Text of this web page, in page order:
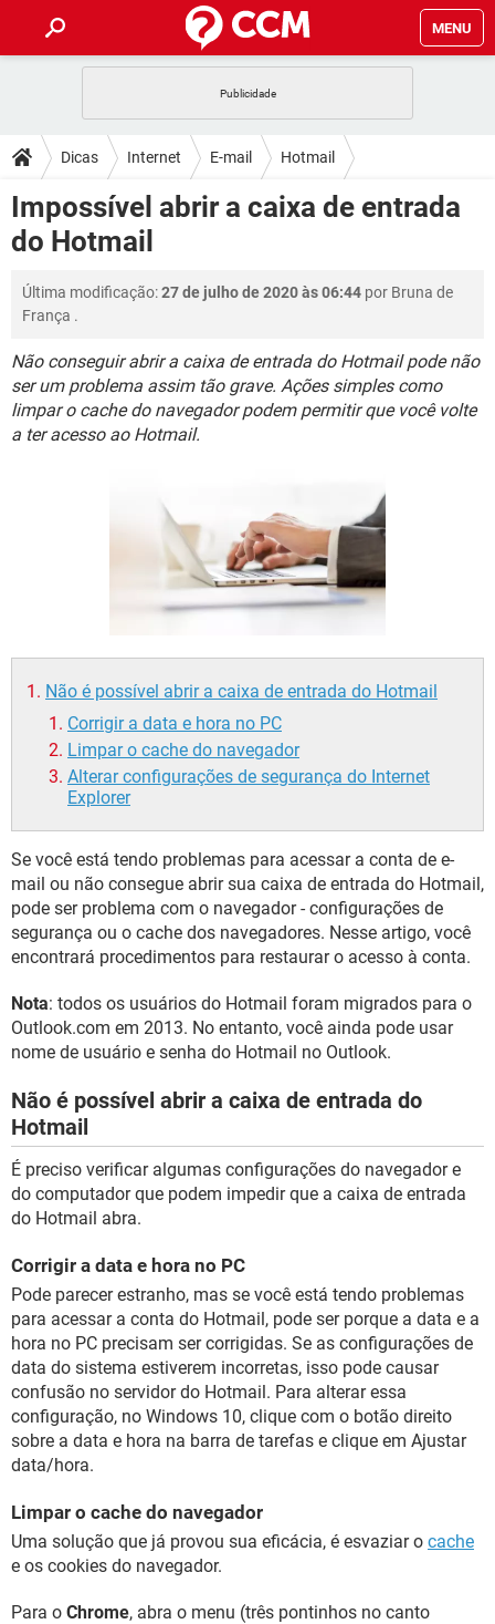
MENU
CELULAR FACEBOOK
OUTLOOK EXCEL
INSTAGRAM
DICAS
JOGOS
CELULAR FACEBOOK
INSTAGRAM GMAIL
DOWNLOADS
JOGOS
OUTLOOK
INSTAGRAM GMAIL
GUIA DE COMPRAS
FÓRUM
JOGOS WHATSAPP
OUTLOOK EXCEL
INSTAGRAM GMAIL
GUIA DE COMPRAS
GLOSSÁRIO
JOGOS WHATSAPP
CELULAR FACEBOOK
OUTLOOK
Dicas Internet E-mail Hotmail
Impossível abrir a caixa de entrada
do Hotmail
Última modificação:27 de julho de 2020 às 06:44 por Bruna de
França .
Não conseguir abrir a caixa de entrada do Hotmail pode não
ser um problema assim tão grave. Ações simples como
limpar o cache do navegador podem permitir que você volte
a ter acesso ao Hotmail.
Não é possível abrir a caixa de entrada do Hotmail
Corrigir a data e hora no PC
Limpar o cache do navegador
Alterar configurações de segurança do Internet
Explorer
Se você está tendo problemas para acessar a conta de e-
mail ou não consegue abrir sua caixa de entrada do Hotmail,
pode ser problema com o navegador - configurações de
segurança ou o cache dos navegadores. Nesse artigo, você
encontrará procedimentos para restaurar o acesso à conta.
Nota: todos os usuários do Hotmail foram migrados para o
Outlook.com em 2013. No entanto, você ainda pode usar
nome de usuário e senha do Hotmail no Outlook.
Não é possível abrir a caixa de entrada do
Hotmail
É preciso verificar algumas configurações do navegador e
do computador que podem impedir que a caixa de entrada
do Hotmail abra.
Corrigir a data e hora no PC
Pode parecer estranho, mas se você está tendo problemas
para acessar a conta do Hotmail, pode ser porque a data e a
hora no PC precisam ser corrigidas. Se as configurações de
data do sistema estiverem incorretas, isso pode causar
confusão no servidor do Hotmail. Para alterar essa
configuração, no Windows 10, clique com o botão direito
sobre a data e hora na barra de tarefas e clique em Ajustar
data/hora.
Limpar o cache do navegador
Uma solução que já provou sua eficácia, é esvaziar o cache
e os cookies do navegador.
Para o Chrome, abra o menu (três pontinhos no canto